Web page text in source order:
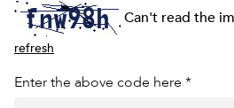
Can't read the
refresh
Enter the above code here *